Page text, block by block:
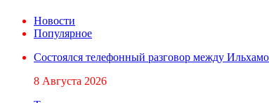
Новости
Популярное
Состоялся телефонный разговор между
8 Августа 2026